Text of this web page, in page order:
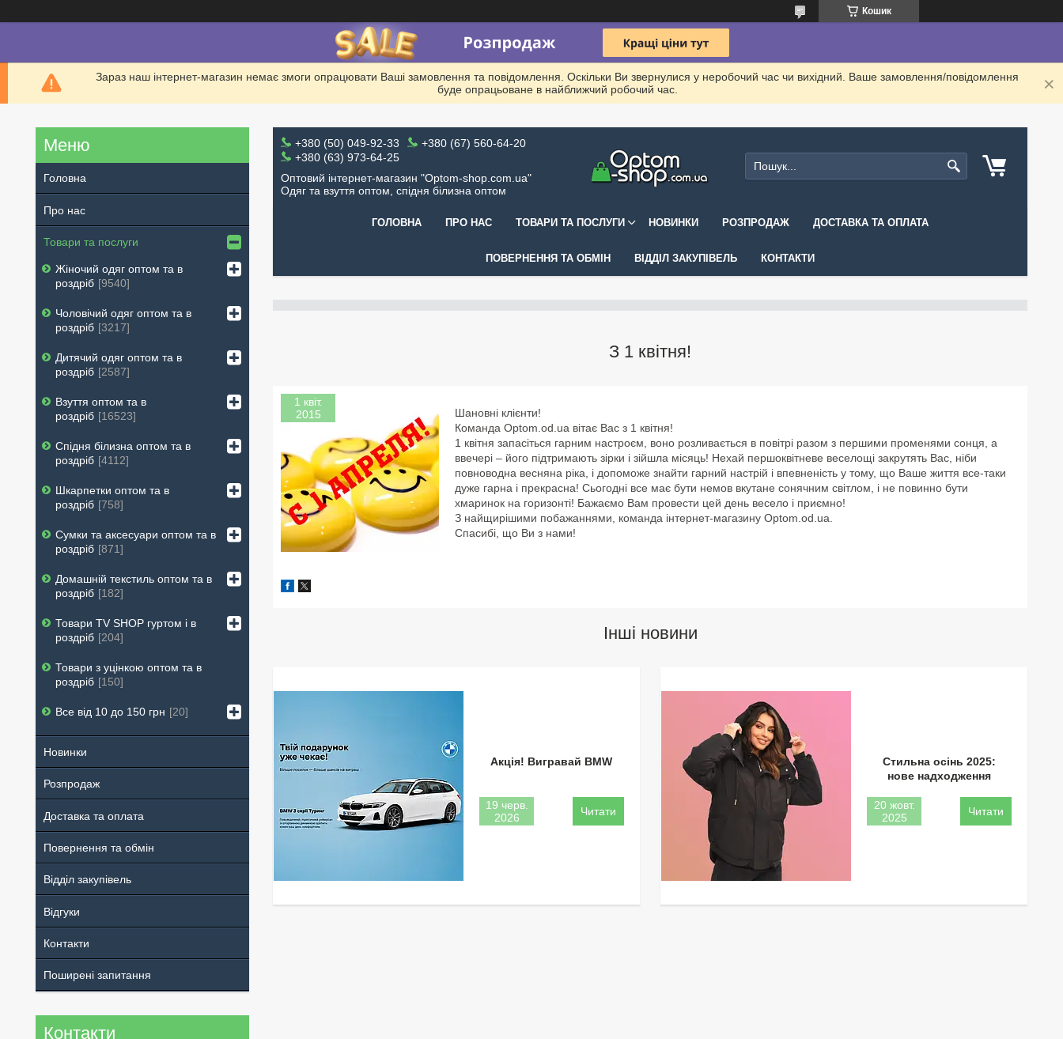
Кошик
Зараз наш інтернет-магазин немає змоги опрацювати Ваші замовлення та повідомлення. Оскільки Ви звернулися у неробочий час чи вихідний. Ваше замовлення/повідомлення
буде опрацьоване в найближчий робочий час.
+380 (50) 049-92-33
+380 (67) 560-64-20
+380 (63) 973-64-25
Оптовий інтернет-магазин "Optom-shop.com.ua"
Одяг та взуття оптом, спідня білизна оптом
ГОЛОВНА ПРО НАС ТОВАРИ ТА ПОСЛУГИ НОВИНКИ РОЗПРОДАЖ ДОСТАВКА ТА ОПЛАТА
ПОВЕРНЕННЯ ТА ОБМІН ВІДДІЛ ЗАКУПІВЕЛЬ КОНТАКТИ
З 1 квітня!
1 квіт.
2015
Шановні клієнти!
Команда Optom.od.ua вітає Вас з 1 квітня!
1 квітня запасіться гарним настроєм, воно розливається в повітрі разом з першими променями сонця, а
ввечері – його підтримають зірки і зійшла місяць! Нехай першоквітневе веселощі закрутять Вас, ніби
повноводна весняна ріка, і допоможе знайти гарний настрій і впевненість у тому, що Ваше життя все-таки
дуже гарна і прекрасна! Сьогодні все має бути немов вкутане сонячним світлом, і не повинно бути
хмаринок на горизонті! Бажаємо Вам провести цей день весело і приємно!
З найщирішими побажаннями, команда інтернет-магазину Optom.od.ua.
Спасибі, що Ви з нами!
Інші новини
Акція! Вигравай BMW
19 черв.
2026
Стильна осінь 2025:
нове надходження
20 жовт.
2025
Головна
Про нас
Товари та послуги
Жіночий одяг оптом та в
роздріб 9540
Чоловічий одяг оптом та в
роздріб 3217
Дитячий одяг оптом та в
роздріб
2587
Взуття оптом та в
роздріб
16523
Спідня білизна оптом та в
роздріб 4112
Шкарпетки оптом та в
роздріб 758
Сумки та аксесуари оптом та в
роздріб 871
Домашній текстиль оптом та в
роздріб
182
Товари ТV SHOP гуртом і в
роздріб
204
Товари з уцінкою оптом та в
роздріб
150
Все від 10 до 150 грн 20
Новинки
Розпродаж
Доставка та оплата
Повернення та обмін
Відділ закупівель
Відгуки
Контакти
Поширені запитання
Контакти